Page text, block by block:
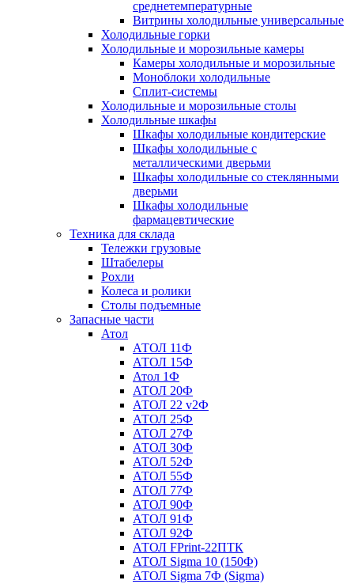
среднетемпературные
Витрины холодильные универсальные
Холодильные горки
Холодильные и морозильные камеры
Камеры холодильные и морозильные
Моноблоки холодильные
Сплит-системы
Холодильные и морозильные столы
Холодильные шкафы
Шкафы холодильные кондитерские
Шкафы холодильные с
металлическими дверьми
Шкафы холодильные со стеклянными
дверьми
Шкафы холодильные
фармацевтические
Техника для склада
Тележки грузовые
Штабелеры
Рохли
Колеса и ролики
Столы подъемные
Запасные части
Атол
АТОЛ 11Ф
АТОЛ 15Ф
Атол 1Ф
АТОЛ 20Ф
АТОЛ 22 v2Ф
АТОЛ 25Ф
АТОЛ 27Ф
АТОЛ 30Ф
АТОЛ 52Ф
АТОЛ 55Ф
АТОЛ 77Ф
АТОЛ 90Ф
АТОЛ 91Ф
АТОЛ 92Ф
АТОЛ FPrint-22ПТК
АТОЛ Sigma 10 (150Ф)
АТОЛ Sigma 7Ф (Sigma)